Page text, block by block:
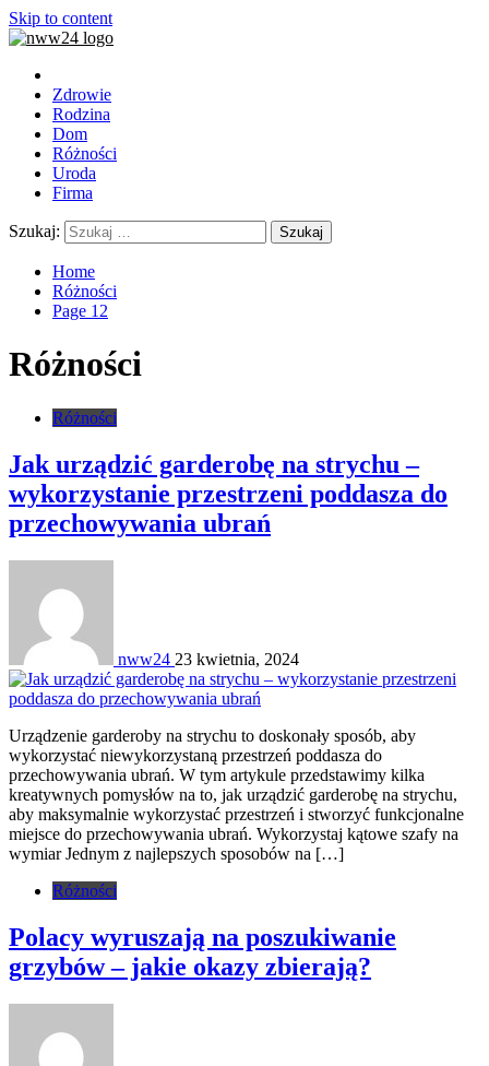
Skip to content
Zdrowie
Rodzina
Dom
Różności
Uroda
Firma
Szukaj:
Home
Różności
Page 12
Różności
Różności
Jak urządzić garderobę na strychu –
wykorzystanie przestrzeni poddasza do
przechowywania ubrań
nww24 23 kwietnia, 2024
Urządzenie garderoby na strychu to doskonały sposób, aby
wykorzystać niewykorzystaną przestrzeń poddasza do
przechowywania ubrań. W tym artykule przedstawimy kilka
kreatywnych pomysłów na to, jak urządzić garderobę na strychu,
aby maksymalnie wykorzystać przestrzeń i stworzyć funkcjonalne
miejsce do przechowywania ubrań. Wykorzystaj kątowe szafy na
wymiar Jednym z najlepszych sposobów na […]
Różności
Polacy wyruszają na poszukiwanie
grzybów – jakie okazy zbierają?